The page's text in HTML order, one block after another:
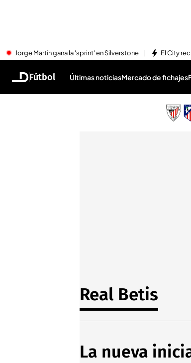
Jorge Martín gana la 'sprint' en Silverstone El City
Fútbol Últimas noticiasMercado de fichajes
Real Betis
La nueva